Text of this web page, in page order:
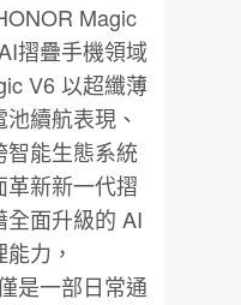
Magic
摺疊手機領域
V6 以超纖薄
續航表現、
智能生態系統
新新一代摺
面升級的 AI
力，
是一部日常通